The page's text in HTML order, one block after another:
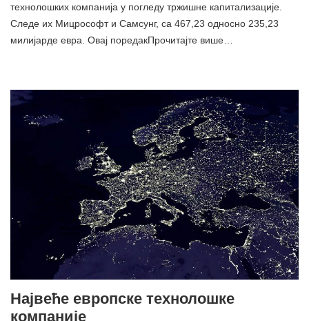
технолошких компанија у погледу тржишне капитализације.
Следе их Мицрософт и Самсунг, са 467,23 односно 235,23
милијарде евра. Овај поредакПрочитајте више…
Највеће европске технолошке
компаније